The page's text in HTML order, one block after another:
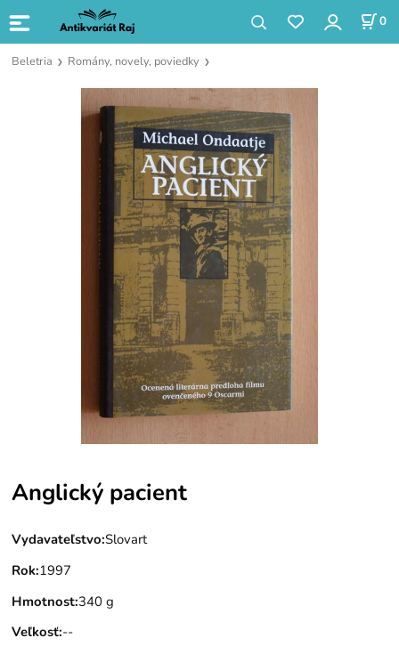
0
Beletria Romány, novely, poviedky
Anglický pacient
Vydavateľstvo:Slovart
Rok:1997
Hmotnost:340 g
Veľkosť:--